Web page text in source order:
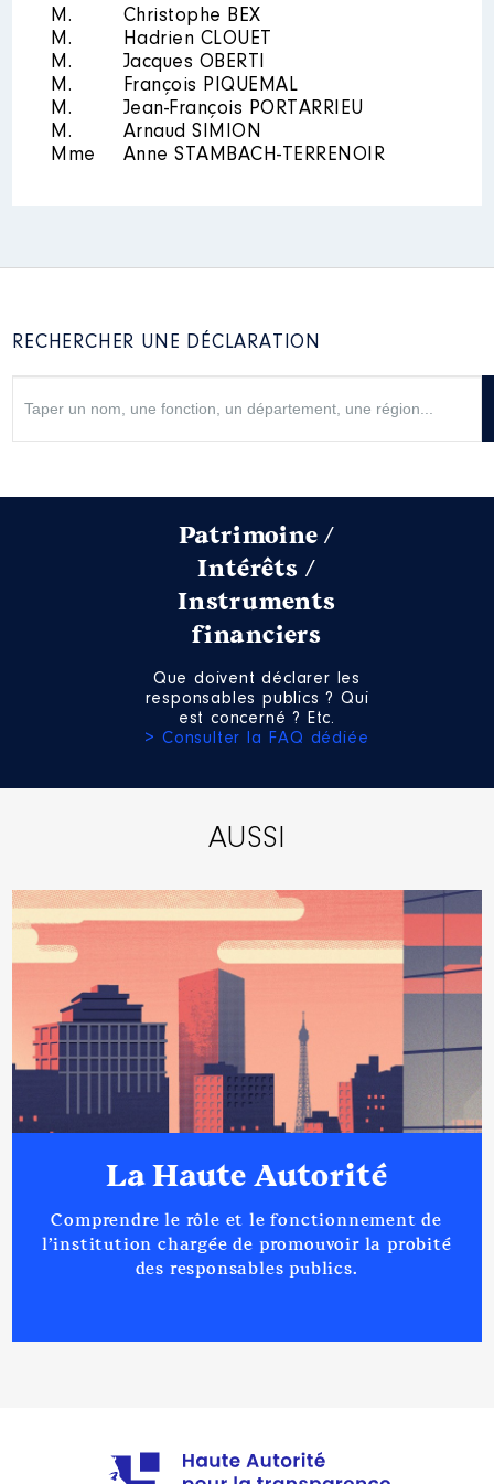
M.
Christophe BEX
M.
Hadrien CLOUET
M.
Jacques OBERTI
M.
François PIQUEMAL
M.
Jean-François PORTARRIEU
M.
Arnaud SIMION
Mme
Anne STAMBACH-TERRENOIR
RECHERCHER UNE DÉCLARATION
Patrimoine /
Intérêts /
Instruments
financiers
Que doivent déclarer les
responsables publics ? Qui
est concerné ? Etc.
> Consulter la FAQ dédiée
AUSSI
La Haute Autorité
Comprendre le rôle et le fonctionnement de
l’institution chargée de promouvoir la probité
des responsables publics.